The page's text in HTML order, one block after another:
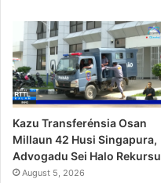
Kazu Transferénsia Osan
Millaun 42 Husi Singapura,
Advogadu Sei Halo Rekursu
August 5, 2026